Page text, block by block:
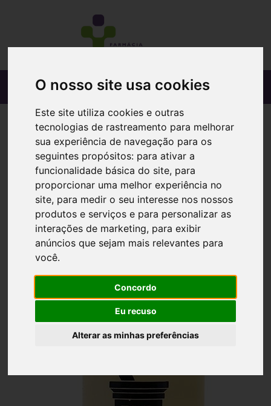
O nosso site usa cookies
Este site utiliza cookies e outras
tecnologias de rastreamento para melhorar
sua experiência de navegação para os
seguintes propósitos: para ativar a
funcionalidade básica do site, para
proporcionar uma melhor experiência no
site, para medir o seu interesse nos nossos
produtos e serviços e para personalizar as
interações de marketing, para exibir
anúncios que sejam mais relevantes para
você.
Concordo
Eu recuso
Alterar as minhas preferências